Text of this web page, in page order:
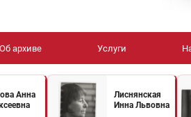
Об архиве Услуги
Анна
Лиснянская
Инна Львовна